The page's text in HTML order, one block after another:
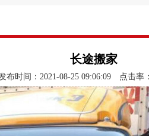
长途搬家
布时间：2021-08-25 09:06:09 点击率：